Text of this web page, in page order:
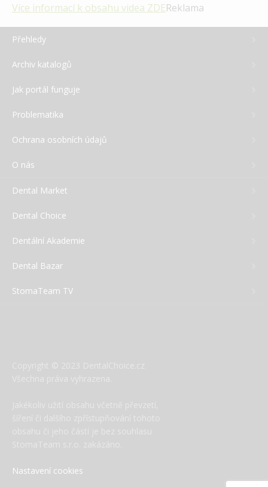
Více informací k obsahu videa ZDEReklama
Přehledy
Archiv katalogů
Jak portál funguje
Problematika
Ochrana osobních údajů
O nás
Dental Market
Dental Choice
Dentální Akademie
Dental Bazar
StomaTeam TV
Nastavení cookies